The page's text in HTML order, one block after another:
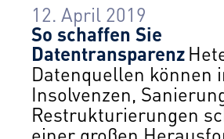
12. April 2019
So schaffen Sie
Datentransparenz
Datenquellen können
Insolvenzen,
Restrukturierungen